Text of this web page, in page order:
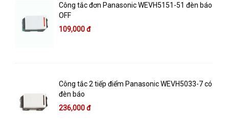
Công tắc đơn Panasonic WEVH5151-51 đèn báo
OFF
109,000 đ
Công tắc 2 tiếp điểm Panasonic WEVH5033-7 có
đèn báo
236,000 đ